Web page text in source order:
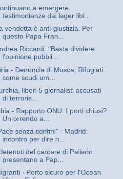
a emergere
testimonianze dai lager libi...
vendetta è anti-giustizia. Per
questo Papa Fran...
Riccardi: "Basta dividere
l'opinione pubbli...
- Denuncia di Mosca: Rifugiati
come scudi um...
liberi 5 giornalisti accusati
di terroris...
- Rapporto ONU. I porti chiusi?
Un orrendo a...
senza confini" - Madrid:
incontro per dire n...
detenuti del carcere di Paliano
presentano a Pap...
- Porto sicuro per l'Ocean